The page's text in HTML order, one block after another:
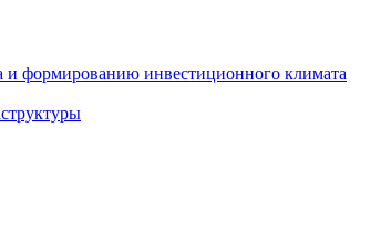
и формированию инвестиционного климата